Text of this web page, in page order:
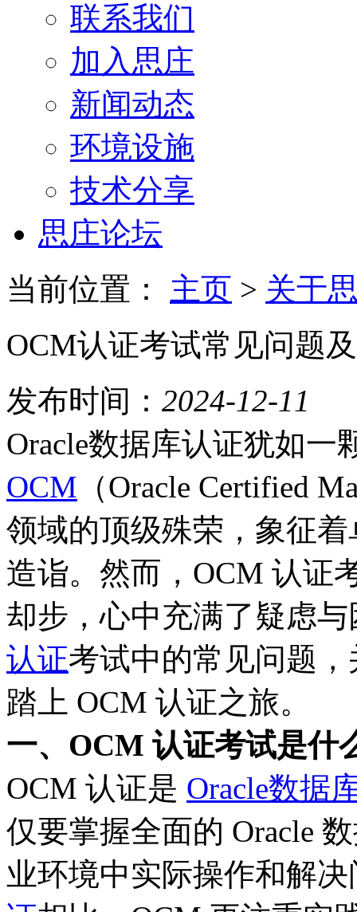
联系我们
加入思庄
新闻动态
环境设施
技术分享
思庄论坛
当前位置：
主页 > 关于
OCM认证考试常见问题
发布时间： 2024-12-11
Oracle数据库认证犹如一
OCM （Oracle Certified
领域的顶级殊荣，象征
造诣。然而，OCM 认证
却步，心中充满了疑虑
认证考试中的常见问题
踏上 OCM 认证之旅。
一、OCM 认证考试是什
OCM 认证是 Oracle数据
仅要掌握全面的 Oracle
业环境中实际操作和解